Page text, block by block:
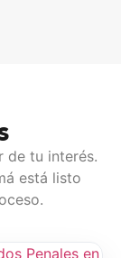
de tu interés.
está listo